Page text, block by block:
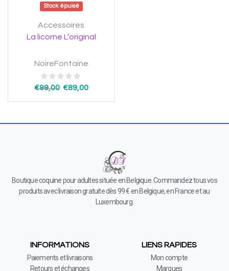
Stock épuisé
Accessoires
La licorne L’original
NoireFontaine
€99,00 €89,00
Boutique coquine pour adultes située en Belgique. Commandez tous vos
produits avec livraison gratuite dès 99 € en Belgique, en France et au
Luxembourg.
INFORMATIONS
Paiements et livraisons
Retours et échanges
LIENS RAPIDES
Mon compte
Marques